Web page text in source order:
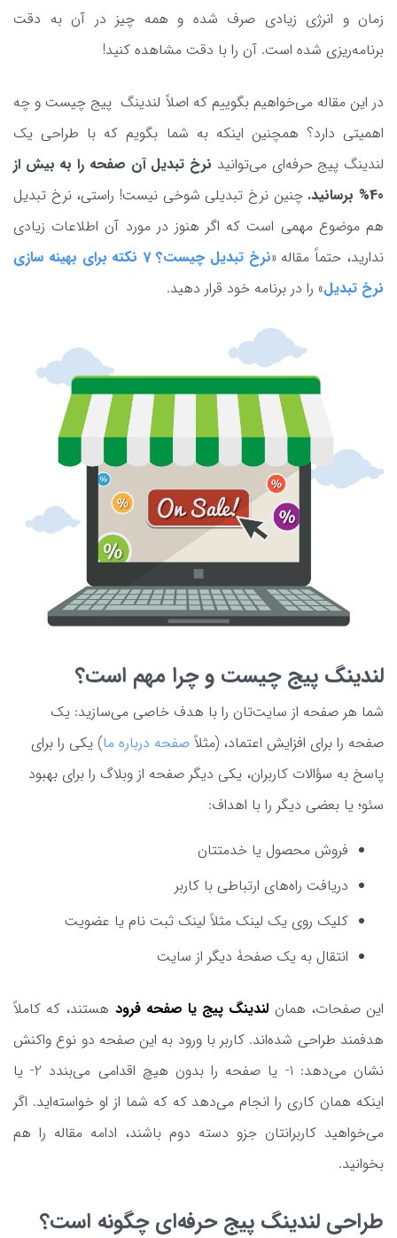
زمان و انرژی زیادی صرف شده و همه چیز در آن به دقت
برنامه‌ریزی شده است. آن را با دقت مشاهده کنید!
در این مقاله می‌خواهیم بگوییم که اصلاً لندینگ پیج چیست و چه
اهمیتی دارد؟ همچنین اینکه به شما بگویم که با طراحی یک
لندینگ پیج حرفه‌ای می‌توانید نرخ تبدیل آن صفحه را به بیش از
40% برسانید.
چنین نرخ تبدیلی شوخی نیست! راستی، نرخ تبدیل
هم موضوع مهمی است که اگر هنوز در مورد آن اطلاعات زیادی
ندارید، حتماً مقاله «
نرخ تبدیل چیست؟ 7 نکته برای بهینه سازی
نرخ تبدیل» را در برنامه خود قرار دهید.
لندینگ پیج چیست و چرا مهم است؟
شما هر صفحه از سایت‌تان را با هدف خاصی می‌سازید: یک
صفحه را برای افزایش اعتماد، (مثلاً صفحه درباره ما) یکی را برای
پاسخ به سؤالات کاربران، یکی دیگر صفحه از وبلاگ را برای بهبود
سئو؛ یا بعضی دیگر را با اهداف:
فروش محصول یا خدمتتان
دریافت راه‌های ارتباطی با کاربر
کلیک روی یک لینک مثلاً لینک ثبت نام یا عضویت
انتقال به یک صفحۀ دیگر از سایت
این صفحات، همان لندینگ پیج یا صفحه فرود هستند، که کاملاً
هدفمند طراحی شده‌اند. کاربر با ورود به این صفحه دو نوع واکنش
نشان می‌دهد: 1- یا صفحه را بدون هیچ اقدامی می‌بندد 2- یا
اینکه همان کاری را انجام می‌دهد که که شما از او خواسته‌اید. اگر
می‌خواهید کاربرانتان جزو دسته دوم باشند، ادامه مقاله را هم
بخوانید.
طراحی لندینگ پیج حرفه‌ای چگونه است؟